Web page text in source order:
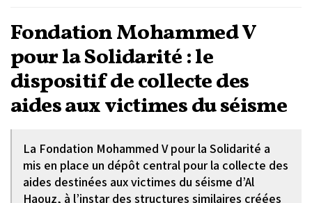
Fondation Mohammed V
pour la Solidarité : le
dispositif de collecte des
aides aux victimes du séisme
La Fondation Mohammed V pour la Solidarité a
mis en place un dépôt central pour la collecte des
aides destinées aux victimes du séisme d’Al
Haouz, à l’instar des structures similaires créées